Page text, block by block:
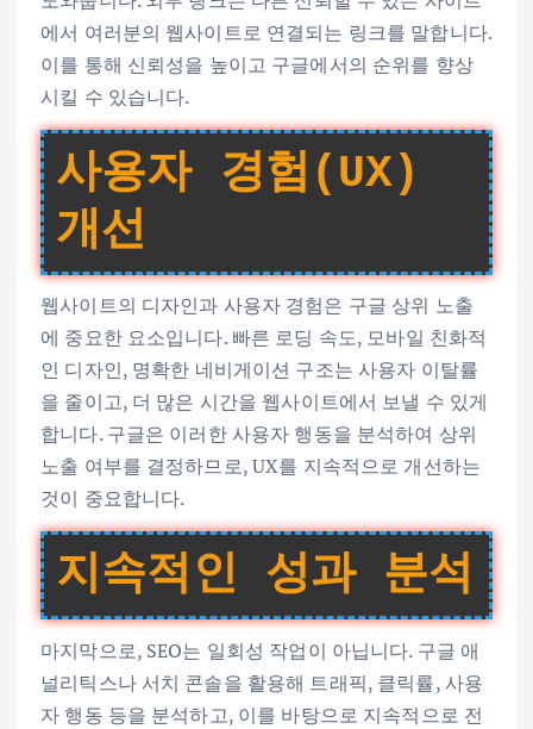
에서 여러분의 웹사이트로 연결되는 링크를 말합니다.
이를 통해 신뢰성을 높이고 구글에서의 순위를 향상
시킬 수 있습니다.
사용자 경험(UX)
개선
웹사이트의 디자인과 사용자 경험은 구글 상위 노출
에 중요한 요소입니다. 빠른 로딩 속도, 모바일 친화적
인 디자인, 명확한 네비게이션 구조는 사용자 이탈률
을 줄이고, 더 많은 시간을 웹사이트에서 보낼 수 있게
합니다. 구글은 이러한 사용자 행동을 분석하여 상위
노출 여부를 결정하므로, UX를 지속적으로 개선하는
것이 중요합니다.
지속적인 성과 분석
마지막으로, SEO는 일회성 작업이 아닙니다. 구글 애
널리틱스나 서치 콘솔을 활용해 트래픽, 클릭률, 사용
자 행동 등을 분석하고, 이를 바탕으로 지속적으로 전